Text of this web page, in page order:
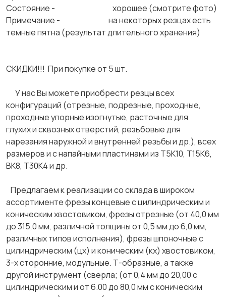
Состояние - хорошее (смотрите фото)
Примечание - на некоторых резцах есть
темные пятна (результат длительного хранения)
СКИДКИ!!! При покупке от 5 шт.
У нас Вы можете приобрести резцы всех
конфигураций (отрезные, подрезные, проходные,
проходные упорные изогнутые, расточные для
глухих и сквозных отверстий, резьбовые для
нарезания наружной и внутренней резьбы и др.), всех
размеров и с напайными пластинами из Т5К10, Т15К6,
ВК8, Т30К4 и др.
Предлагаем к реализации со склада в широком
ассортименте фрезы концевые с цилиндрическим и
коническим хвостовиком, фрезы отрезные (от 40,0 мм
до 315,0 мм, различной толщины от 0,5 мм до 6,0 мм,
различных типов исполнения), фрезы шпоночные с
цилиндрическим (цх) и коническим (кх) хвостовиком,
3-х сторонние, модульные. Т-образные, а также
другой инструмент (сверла; (от 0,4 мм до 20,00 с
цилиндрическим и от 6.00 до 80,0 мм с коническим